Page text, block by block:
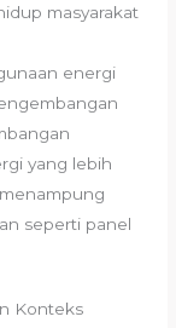
masyarakat
energi
yang lebih
seperti panel
Konteks